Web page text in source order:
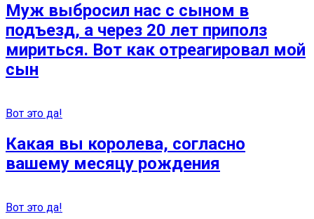
Муж выбросил нас с сыном в
подъезд, а через 20 лет приполз
мириться. Вот как отреагировал мой
сын
Вот это да!
Какая вы королева, согласно
вашему месяцу рождения
Вот это да!